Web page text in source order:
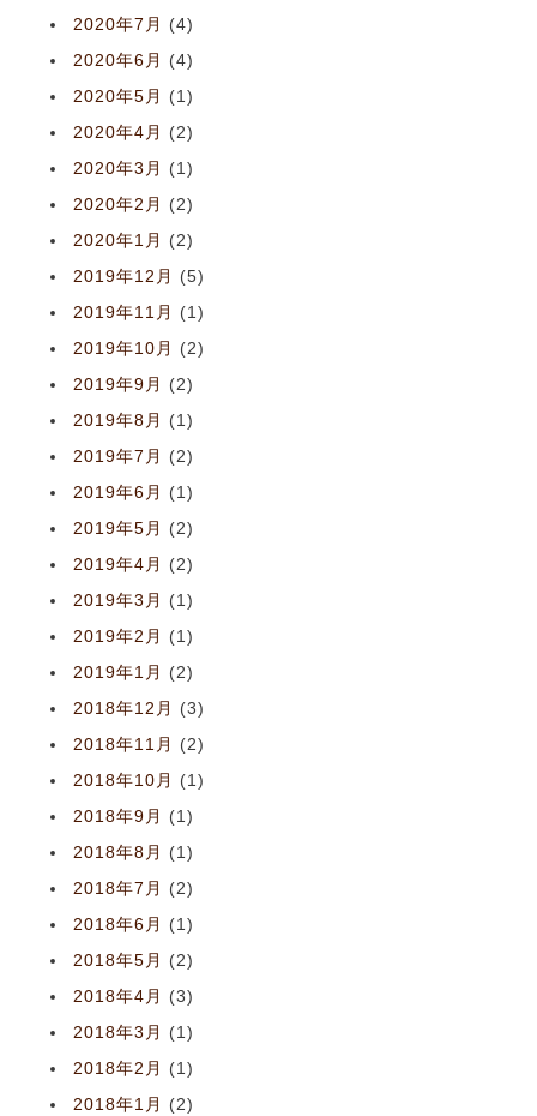
2020年7月
(4)
2020年6月
(4)
2020年5月
(1)
2020年4月
(2)
2020年3月
(1)
2020年2月
(2)
2020年1月
(2)
2019年12月
(5)
2019年11月
(1)
2019年10月
(2)
2019年9月
(2)
2019年8月
(1)
2019年7月
(2)
2019年6月
(1)
2019年5月
(2)
2019年4月
(2)
2019年3月
(1)
2019年2月
(1)
2019年1月
(2)
2018年12月
(3)
2018年11月
(2)
2018年10月
(1)
2018年9月
(1)
2018年8月
(1)
2018年7月
(2)
2018年6月
(1)
2018年5月
(2)
2018年4月
(3)
2018年3月
(1)
2018年2月
(1)
2018年1月
(2)